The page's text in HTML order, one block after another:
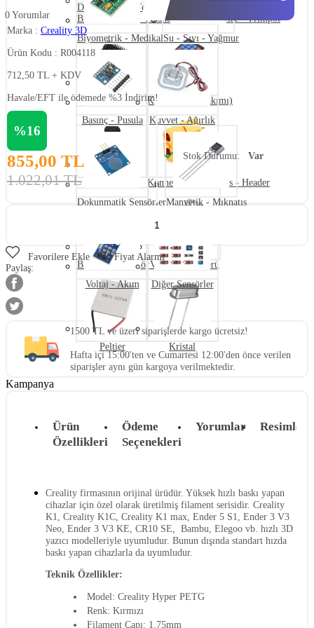
Buton - Switch - AnahtarPotansiyometre - Trimpot
Soğutucu Keypad (Tuş Takımı)
Konnektör - Klemens - Header
Buzzer - HoparlörVoltaj Regülatörü
Peltier Kristal
Diğer Ölçü ve Test Aletleri
Biyometrik - MedikalSu - Sıvı - Yağmur
Basınç - Pusula Kuvvet - Ağırlık
Dokunmatik SensörlerManyetik - Mıknatıs
Voltaj - Akım Diğer Sensörler
0 Yorumlar
Marka : Creality 3D
Ürün Kodu : R004118
712,50 TL + KDV
Havale/EFT ile ödemede %3 İndirim!
%16
855,00 TL
1.022,01TL
Stok Durumu: Var
Favorilere Ekle
Fiyat Alarmı
Paylaş:
1500 TL ve üzeri siparişlerde kargo ücretsiz!
Hafta içi 15:00'ten ve Cumartesi 12:00'den önce verilen
siparişler aynı gün kargoya verilmektedir.
Kampanya
Ürün
Özellikleri
Ödeme
Seçenekleri
Yorumlar Resimler
Creality firmasının orijinal ürüdür. Yüksek hızlı baskı yapan
cihazlar için özel olarak üretilmiş filament serisidir. Creality
K1, Creality K1C, Creality K1 max, Ender 5 S1, Ender 3 V3
Neo, Ender 3 V3 KE, CR10 SE, Bambu, Elegoo vb. hızlı 3D
yazıcı modelleriyle uyumludur. Bunun dışında standart hızda
baskı yapan cihazlarla da uyumludur.
Teknik Özellikler:
Model: Creality Hyper PETG
Renk: Kırmızı
Filament Çapı: 1.75mm